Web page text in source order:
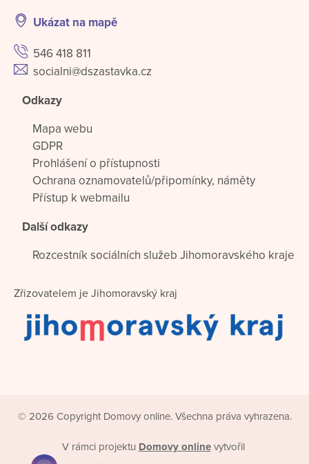
Ukázat na mapě
546 418 811
socialni@dszastavka.cz
Odkazy
Mapa webu
GDPR
Prohlášení o přístupnosti
Ochrana oznamovatelů/připomínky, náměty
Přístup k webmailu
Další odkazy
Rozcestník sociálních služeb Jihomoravského kraje
Zřizovatelem je Jihomoravský kraj
© 2026 Copyright Domovy online. Všechna práva vyhrazena.
V rámci projektu Domovy onlinevytvořil